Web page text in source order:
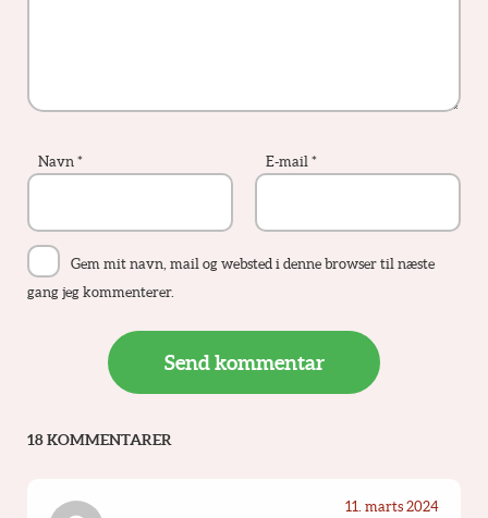
Navn * E-mail *
Gem mit navn, mail og websted i denne browser til næste
gang jeg kommenterer.
18 KOMMENTARER
11. marts 2024